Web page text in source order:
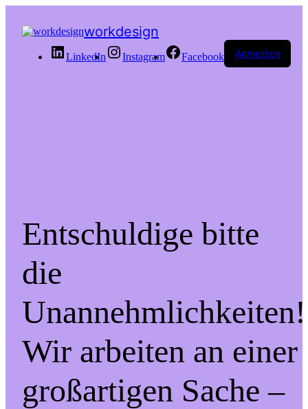
workdesign
LinkedIn Instagram Facebook Anmelden
Entschuldige bitte
die
Unannehmlichkeiten!
Wir arbeiten an einer
großartigen Sache –